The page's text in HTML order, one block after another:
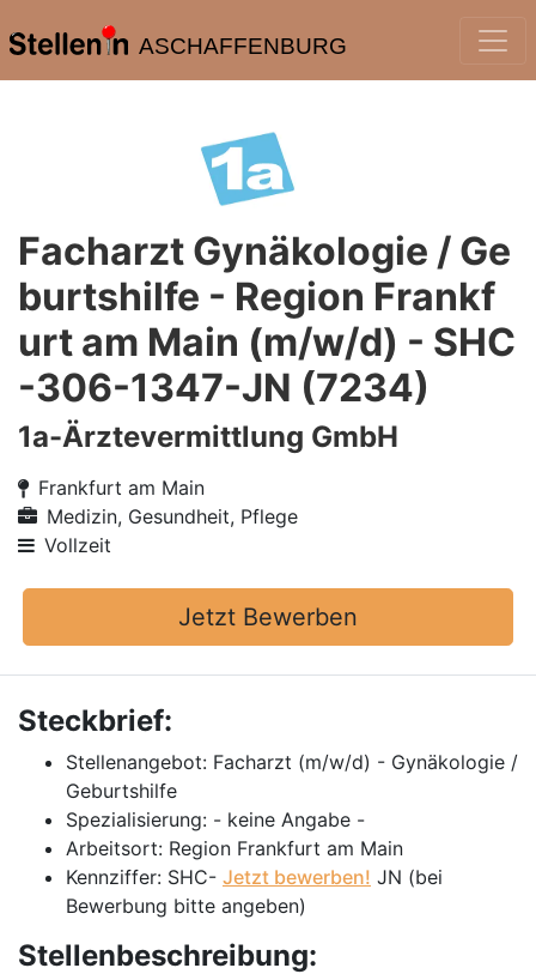
ASCHAFFENBURG
Facharzt Gynäkologie / Ge
burtshilfe - Region Frankf
urt am Main (m/w/d) - SHC
-306-1347-JN (7234)
1a-Ärztevermittlung GmbH
Frankfurt am Main
Medizin, Gesundheit, Pflege
Vollzeit
Jetzt Bewerben
Steckbrief:
Stellenangebot: Facharzt (m/w/d) - Gynäkologie /
Geburtshilfe
Spezialisierung: - keine Angabe -
Arbeitsort: Region Frankfurt am Main
Kennziffer: SHC- Jetzt bewerben! JN (bei
Bewerbung bitte angeben)
Stellenbeschreibung: